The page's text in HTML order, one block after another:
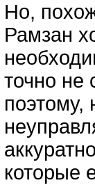
Но,
Рамзан
точно не
которые